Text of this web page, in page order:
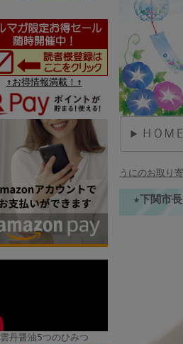
↑お得情報満載！↑
雲丹醤油5つのひみつ
うにのお取り
★下関市